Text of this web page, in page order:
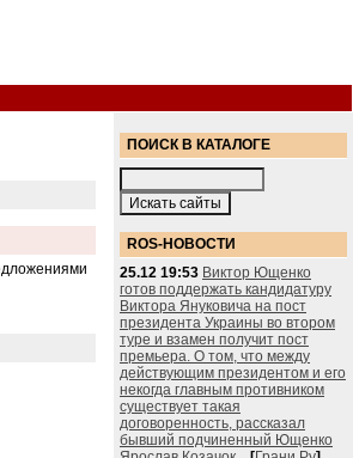
ПОИСК В КАТАЛОГЕ
ROS-НОВОСТИ
25.12 19:53 Виктор Ющенко
готов поддержать кандидатуру
Виктора Януковича на пост
президента Украины во втором
туре и взамен получит пост
премьера. О том, что между
действующим президентом и его
некогда главным противником
существует такая
договоренность, рассказал
бывший подчиненный Ющенко